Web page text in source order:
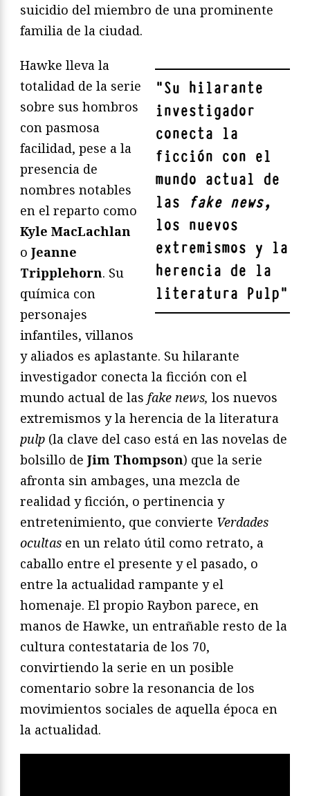
suicidio del miembro de una prominente
familia de la ciudad.
"Su hilarante
investigador
conecta la
ficción con el
mundo actual de
las fake news,
los nuevos
extremismos y la
herencia de la
literatura Pulp"
Hawke lleva la
totalidad de la serie
sobre sus hombros
con pasmosa
facilidad, pese a la
presencia de
nombres notables
en el reparto como
Kyle MacLachlan
o Jeanne
Tripplehorn. Su
química con
personajes
infantiles, villanos
y aliados es aplastante. Su hilarante
investigador conecta la ficción con el
mundo actual de las fake news, los nuevos
extremismos y la herencia de la literatura
pulp (la clave del caso está en las novelas de
bolsillo de Jim Thompson) que la serie
afronta sin ambages, una mezcla de
realidad y ficción, o pertinencia y
entretenimiento, que convierte Verdades
ocultas en un relato útil como retrato, a
caballo entre el presente y el pasado, o
entre la actualidad rampante y el
homenaje. El propio Raybon parece, en
manos de Hawke, un entrañable resto de la
cultura contestataria de los 70,
convirtiendo la serie en un posible
comentario sobre la resonancia de los
movimientos sociales de aquella época en
la actualidad.